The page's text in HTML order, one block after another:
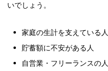
いでしょう。
家庭の生計を支えている人
貯蓄額に不安がある人
自営業・フリーランスの人